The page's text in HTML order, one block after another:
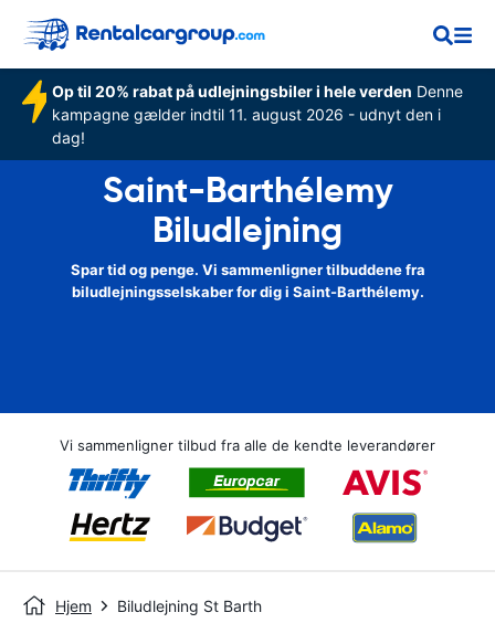
Op til 20% rabat på udlejningsbiler i hele verden Denne
kampagne gælder indtil 11. august 2026 - udnyt den i
dag!
Saint-Barthélemy
Biludlejning
Spar tid og penge. Vi sammenligner tilbuddene fra
biludlejningsselskaber for dig i Saint-Barthélemy.
Vi sammenligner tilbud fra alle de kendte leverandører
Hjem Biludlejning St Barth